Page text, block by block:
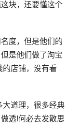
块，还要懂这个
度，但是他们的
是他们做了淘宝
的店铺，没有看
大道理，很多经典
透!何必去发散思